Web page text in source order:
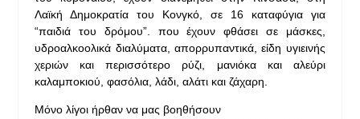
Λαϊκή Δημοκρατία του Κονγκό, σε 16 καταφύγια για
“παιδιά του δρόμου”. που έχουν φθάσει σε μάσκες,
υδροαλκοολικά διαλύματα, απορρυπαντικά, είδη υγιεινής
χεριών και περισσότερο ρύζι, μανιόκα και αλεύρι
καλαμποκιού, φασόλια, λάδι, αλάτι και ζάχαρη.
Μόνο λίγοι ήρθαν να μας βοηθήσουν